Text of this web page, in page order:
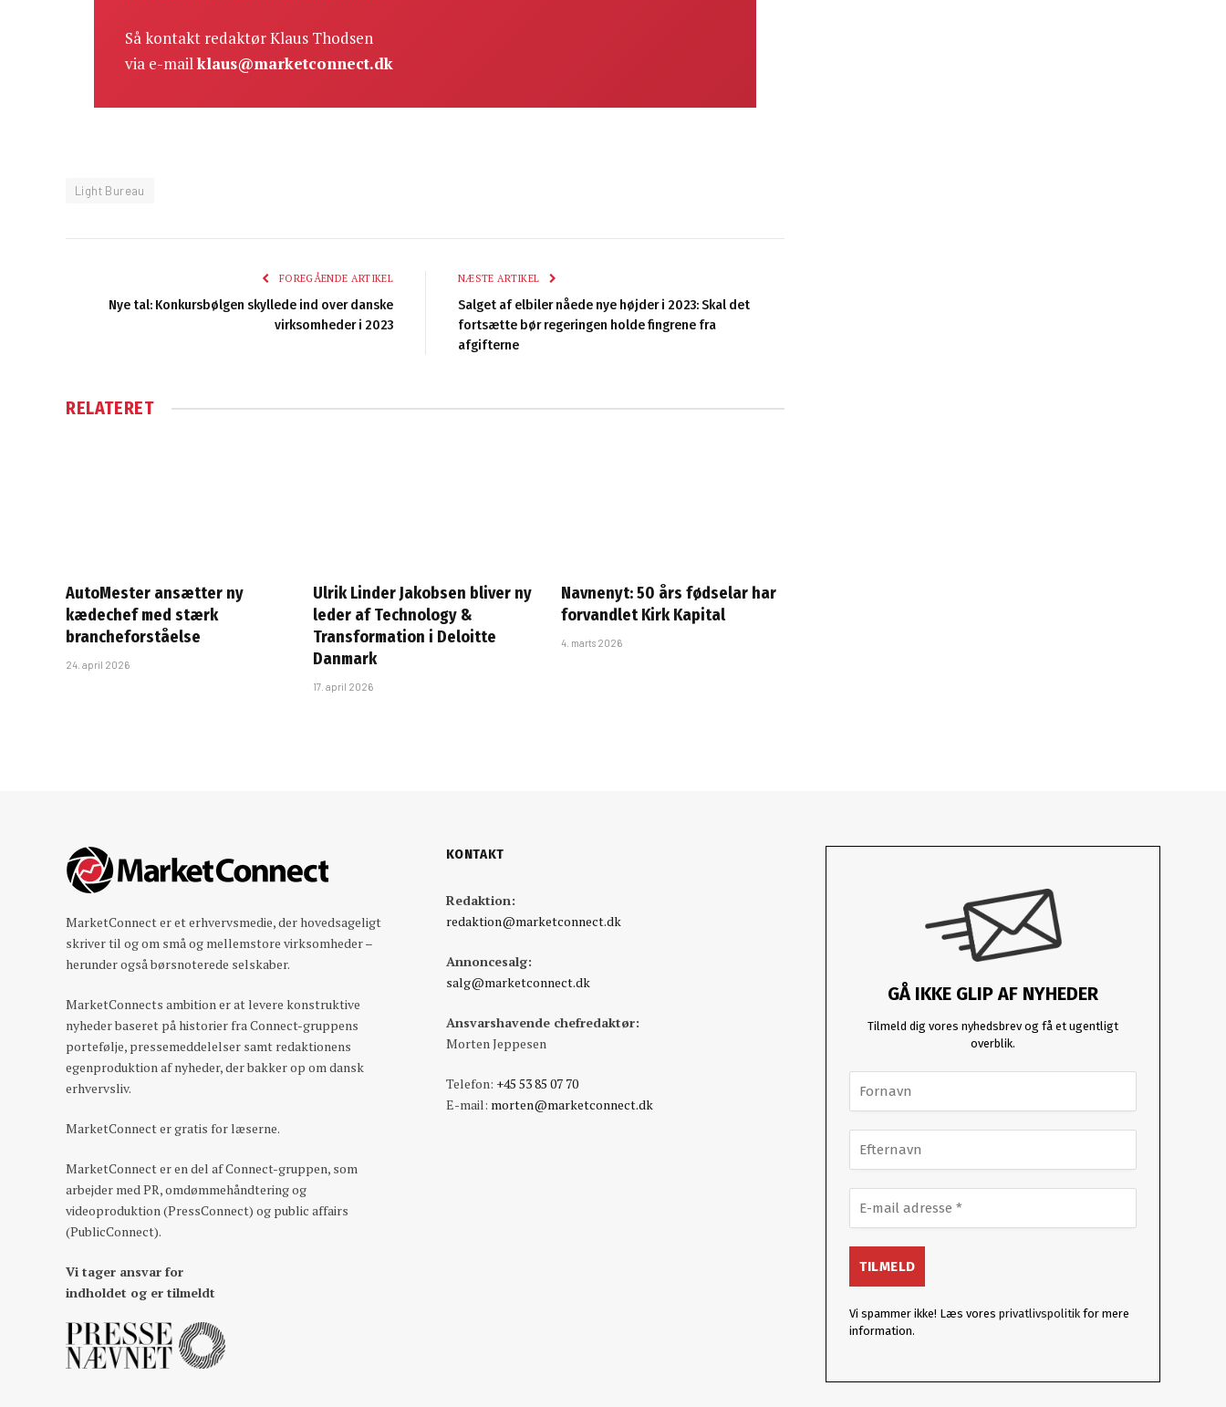
Så kontakt redaktør Klaus Thodsen
via e-mailklaus@marketconnect.dk
Light Bureau
FOREGÅENDE ARTIKEL
Nye tal: Konkursbølgen skyllede ind over danske
virksomheder i 2023
NÆSTE ARTIKEL
Salget af elbiler nåede nye højder i 2023: Skal det
fortsætte bør regeringen holde fingrene fra
afgifterne
RELATERET
AutoMester ansætter ny
kædechef med stærk
brancheforståelse
24. april 2026
Ulrik Linder Jakobsen bliver ny
leder af Technology &
Transformation i Deloitte
Danmark
17. april 2026
Navnenyt: 50 års fødselar har
forvandlet Kirk Kapital
4. marts 2026
MarketConnect er et erhvervsmedie, der hovedsageligt
skriver til og om små og mellemstore virksomheder –
herunder også børsnoterede selskaber.
MarketConnects ambition er at levere konstruktive
nyheder baseret på historier fra Connect-gruppens
portefølje, pressemeddelelser samt redaktionens
egenproduktion af nyheder, der bakker op om dansk
erhvervsliv.
MarketConnect er gratis for læserne.
MarketConnect er en del af Connect-gruppen, som
arbejder med PR, omdømmehåndtering og
videoproduktion (PressConnect) og public affairs
(PublicConnect).
Vi tager ansvar for
indholdet og er tilmeldt
KONTAKT
Redaktion:
redaktion@marketconnect.dk
Annoncesalg:
salg@marketconnect.dk
Ansvarshavende chefredaktør:
Morten Jeppesen
Telefon: +45 53 85 07 70
E-mail: morten@marketconnect.dk
GÅ IKKE GLIP AF NYHEDER
Tilmeld dig vores nyhedsbrev og få et ugentligt
overblik.
Vi spammer ikke! Læs voresprivatlivspolitik for mere
information.